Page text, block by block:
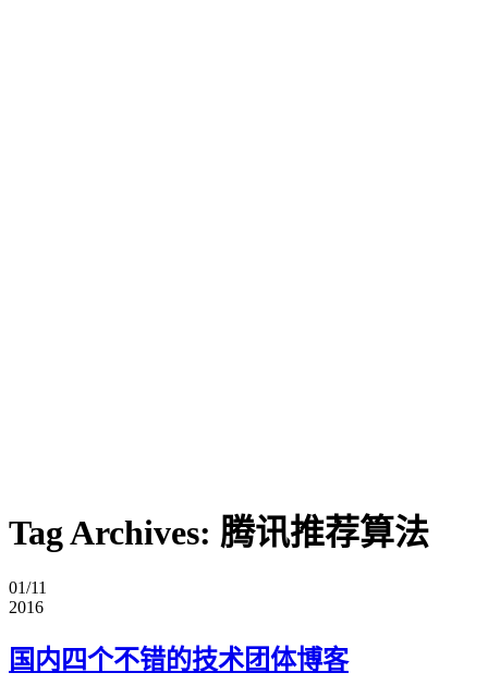
Tag Archives: 腾讯推荐算法
01/11
2016
国内四个不错的技术团体博客